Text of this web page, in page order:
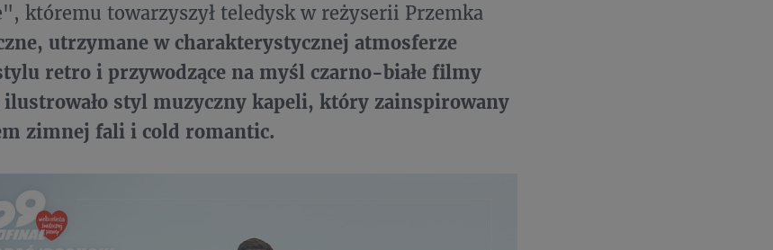
któremu towarzyszył teledysk w reżyserii Przemka
utrzymane w charakterystycznej atmosferze
retro i przywodzące na myśl czarno-białe filmy
styl muzyczny kapeli, który zainspirowany
zimnej fali i cold romantic.